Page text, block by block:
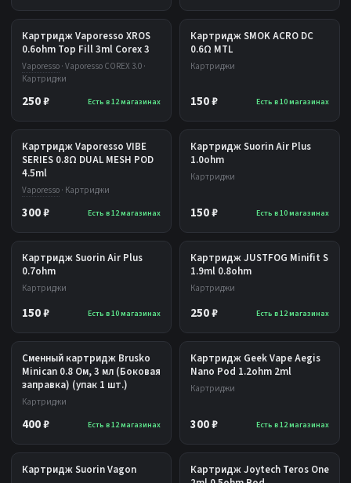
Картридж Vaporesso XROS
0.6ohm Top Fill 3ml Corex 3
Vaporesso · Vaporesso COREX 3.0 ·
Картриджи
250 ₽ Есть в 12 магазинах
Картридж SMOK ACRO DC
0.6Ω MTL
Картриджи
150 ₽ Есть в 10 магазинах
Картридж Vaporesso VIBE
SERIES 0.8Ω DUAL MESH POD
4.5ml
Vaporesso · Картриджи
300 ₽ Есть в 12 магазинах
Картридж Suorin Air Plus
1.0ohm
Картриджи
150 ₽ Есть в 10 магазинах
Картридж Suorin Air Plus
0.7ohm
Картриджи
150 ₽ Есть в 10 магазинах
Картридж JUSTFOG Minifit S
1.9ml 0.8ohm
Картриджи
250 ₽ Есть в 12 магазинах
Сменный картридж Brusko
Minican 0.8 Ом, 3 мл (Боковая
заправка) (упак 1 шт.)
Картриджи
400 ₽ Есть в 12 магазинах
Картридж Geek Vape Aegis
Nano Pod 1.2ohm 2ml
Картриджи
300 ₽ Есть в 12 магазинах
Картридж Suorin Vagon
Картридж Joytech Teros One